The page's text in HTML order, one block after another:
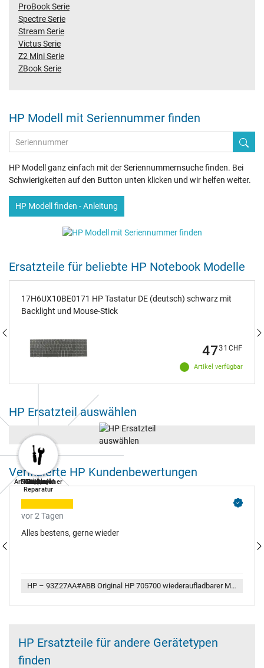
ProBook Serie
Spectre Serie
Stream Serie
Victus Serie
Z2 Mini Serie
ZBook Serie
HP Modell mit Seriennummer finden
HP Modell ganz einfach mit der Seriennummernsuche finden. Bei
Schwierigkeiten auf den Button unten klicken und wir helfen weiter.
HP Modell finden - Anleitung
Ersatzteile für beliebte HP Notebook Modelle
17H6UX10BE0171 HP Tastatur DE (deutsch) schwarz mit
Backlight und Mouse-Stick
Artikel verfügbar
4731 CHF
HP Ersatzteil auswählen
Akkus
Tastatur
Netzteil
Lüfter
Display
Festplatten
Arbeitsspeicher
Notebook
Reparatur
Verifizierte HP Kundenbewertungen
vor 2 Tagen
Alles bestens, gerne wieder
HP – 93Z27AA#ABB Original HP 705700 wiederaufladbarer Multi Pen
HP Ersatzteile für andere Gerätetypen
finden